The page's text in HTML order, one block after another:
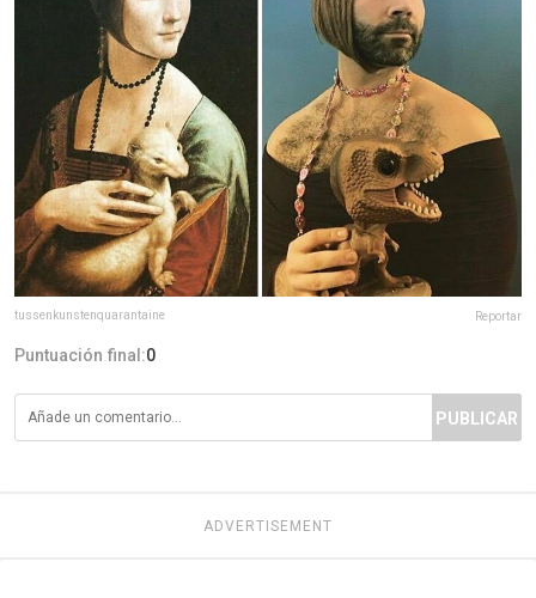
tussenkunstenquarantaine Reportar
Puntuación final:0
PUBLICAR
ADVERTISEMENT